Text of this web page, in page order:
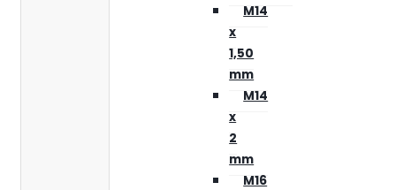
M14
x
1,50
mm
M14
x
2
mm
M16